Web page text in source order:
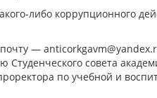
либо коррупционного
—
Студенческого совета
по учебной и